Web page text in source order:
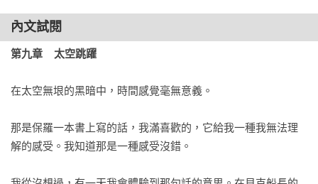
內文試閱
第九章    太空跳躍
在太空無垠的黑暗中，時間感覺毫無意義。
那是保羅一本書上寫的話，我滿喜歡的，它給我一種我無法理
解的感受。我知道那是一種感受沒錯。